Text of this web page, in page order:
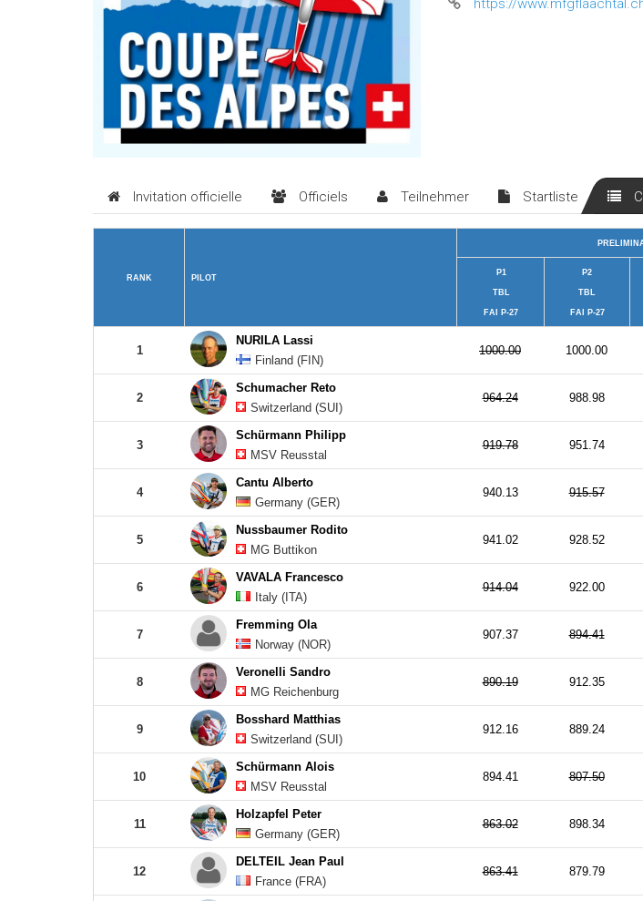
https://
Invitation officielle Officiels Teilnehmer Startliste
RANK PILOT
P1
TBL
FAI P-27
P2
TBL
FAI P-27
1
NURILA Lassi
Finland (FIN)
1000.00 1000.00
2
Schumacher Reto
Switzerland (SUI)
964.24 988.98
3
Schürmann Philipp
MSV Reusstal
919.78 951.74
4
Cantu Alberto
Germany (GER)
940.13 915.57
5
Nussbaumer Rodito
MG Buttikon
941.02 928.52
6
VAVALA Francesco
Italy (ITA)
914.04 922.00
7
Fremming Ola
Norway (NOR)
907.37 894.41
8
Veronelli Sandro
MG Reichenburg
890.19 912.35
9
Bosshard Matthias
Switzerland (SUI)
912.16 889.24
10
Schürmann Alois
MSV Reusstal
894.41 807.50
11
Holzapfel Peter
Germany (GER)
863.02 898.34
12
DELTEIL Jean Paul
France (FRA)
863.41 879.79